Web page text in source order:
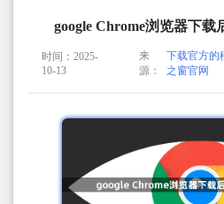
google Chrome浏览器下载
时间：2025-
10-13
来
源：
下载官方的
之窗官网